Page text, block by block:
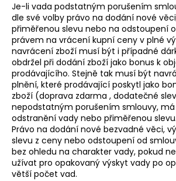
Je-li vada podstatným porušením
dle své volby právo na dodání nové
přiměřenou slevu nebo na odstoupení
právem na vrácení kupní ceny v plné
navrácení zboží musí být i případné
obdržel při dodání zboží jako bonus k
prodávajícího. Stejně tak musí být
plnění, které prodávající poskytl jako
zboží (doprava zdarma , dodatečné
nepodstatným porušením smlouvy,
odstranění vady nebo přiměřenou slevu.
Právo na dodání nové bezvadné věci,
slevu z ceny nebo odstoupení od
bez ohledu na charakter vady, pokud
užívat pro opakovaný výskyt vady po
větší počet vad.